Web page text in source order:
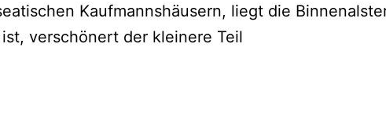
Kaufmannshäusern, liegt die
verschönert der kleinere Teil